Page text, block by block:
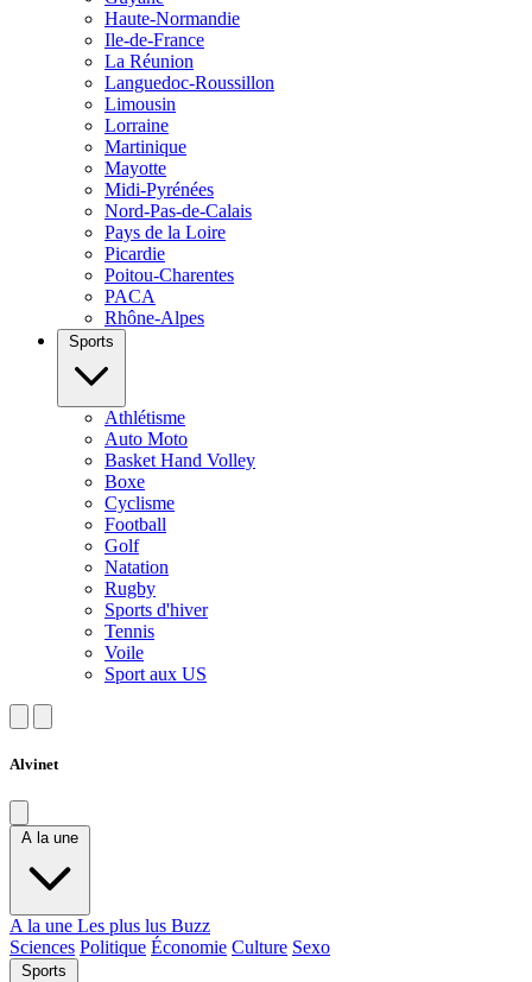
Haute-Normandie
Ile-de-France
La Réunion
Languedoc-Roussillon
Limousin
Lorraine
Martinique
Mayotte
Midi-Pyrénées
Nord-Pas-de-Calais
Pays de la Loire
Picardie
Poitou-Charentes
PACA
Rhône-Alpes
Sports
Athlétisme
Auto Moto
Basket Hand Volley
Boxe
Cyclisme
Football
Golf
Natation
Rugby
Sports d'hiver
Tennis
Voile
Sport aux US
Alvinet
A la une
A la une Les plus lus Buzz
Sciences Politique Économie Culture Sexo
Sports